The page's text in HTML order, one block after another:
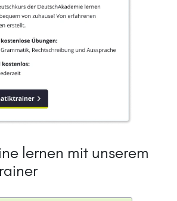
lernen mit unserem